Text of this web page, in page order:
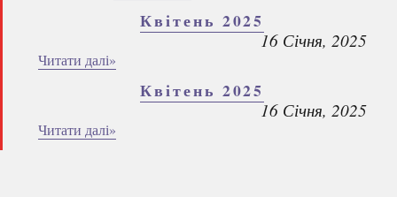
Квітень 2025
16 Січня, 2025
Читати далі»
Квітень 2025
16 Січня, 2025
Читати далі»